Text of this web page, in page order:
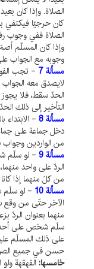
الصلاة. وإذا كان
كان حرجيّا فيكتفي
الصلاة ففي وجوب
وإذا كان المسلّم
وجوبه مع الجواب
مسألة 7
- تجب
لايصدق معه الجواب
الحدّ سقط، فلا
التأخير إلى ذلك
مسألة 8
-
دخل جماعة على
من الواردين
مسألة 9
- لو سلّم
الردّ على واحد
من كلّ منهما إذا
مسألة 10
- لو سلّم
الآخر حتّى من وقع
منهما بعنوان الردّ
سلّم شخص على أحد
على ذلك المسلّم
حسن في جميع
خامسها: القهقهة